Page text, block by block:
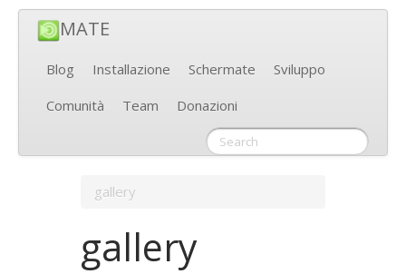
MATE
Blog Installazione Schermate
Sviluppo
Comunità
Team Donazioni
gallery
gallery